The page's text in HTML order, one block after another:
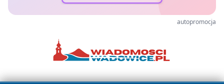
autopromocja